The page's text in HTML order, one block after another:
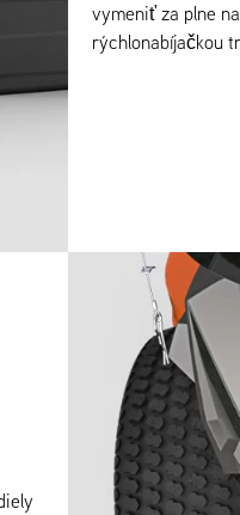
vymeniť za plne
rýchlonabíjačkou